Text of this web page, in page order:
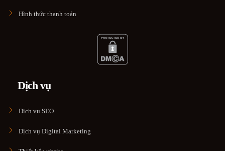
Hình thức thanh toán
Dịch vụ
Dịch vụ SEO
Dịch vụ Digital Marketing